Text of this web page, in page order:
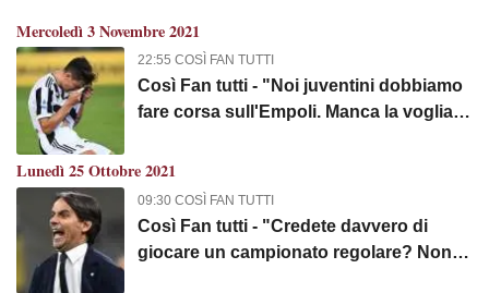
Mercoledì 3 Novembre 2021
22:55 COSÌ FAN TUTTI
Così Fan tutti - "Noi juventini dobbiamo
fare corsa sull'Empoli. Manca la voglia di
possono svuotare non solo a Fontana
di Trevi..."
Lunedì 25 Ottobre 2021
09:30 COSÌ FAN TUTTI
Così Fan tutti - "Credete davvero di
giocare un campionato regolare? Non